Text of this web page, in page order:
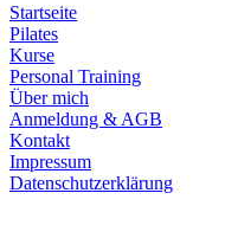
Startseite
Pilates
Kurse
Personal Training
Über mich
Anmeldung & AGB
Kontakt
Impressum
Datenschutzerklärung